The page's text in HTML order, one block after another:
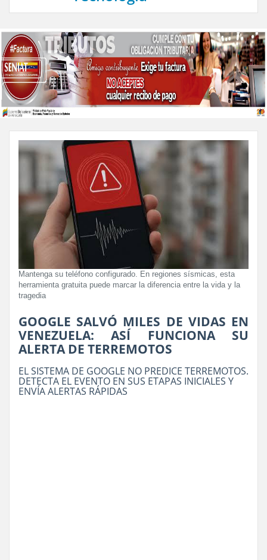
Mantenga su teléfono configurado. En regiones sísmicas, esta
herramienta gratuita puede marcar la diferencia entre la vida y la
tragedia
GOOGLE SALVÓ MILES DE VIDAS EN
VENEZUELA: ASÍ FUNCIONA SU
ALERTA DE TERREMOTOS
EL SISTEMA DE GOOGLE NO PREDICE TERREMOTOS.
DETECTA EL EVENTO EN SUS ETAPAS INICIALES Y
ENVÍA ALERTAS RÁPIDAS